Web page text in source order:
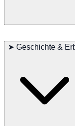
Lebenserwartung von
daher ist es wichtig,
regelmäßige
➤ Geschichte &